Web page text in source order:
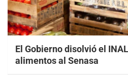
El Gobierno disolvió el
alimentos al Senasa